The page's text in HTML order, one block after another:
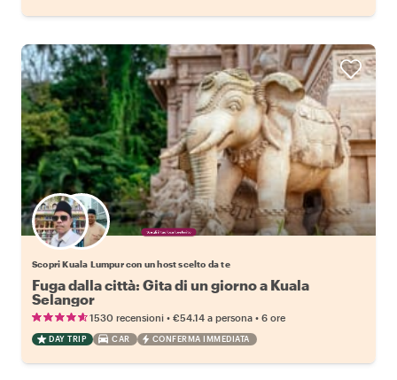
Scegli il tuo local preferito
Scopri Kuala Lumpur con un host scelto da te
Fuga dalla città: Gita di un giorno a Kuala
Selangor
1530 recensioni • €54.14 a persona • 6 ore
DAY TRIP CAR CONFERMA IMMEDIATA